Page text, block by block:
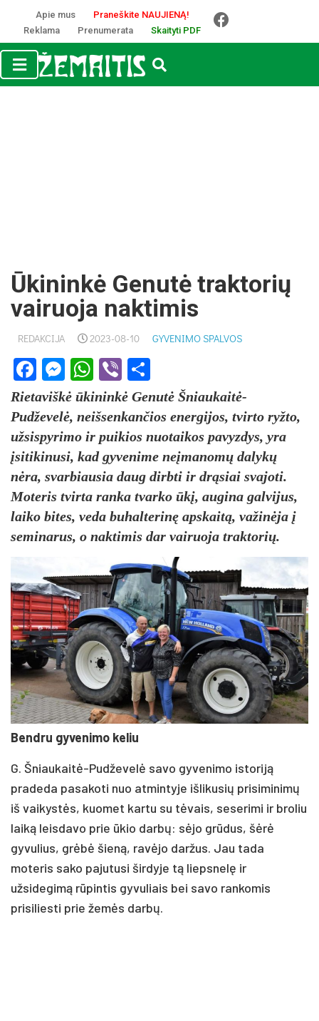
Apie mus
Praneškite NAUJIENĄ!
Reklama
Prenumerata Skaityti PDF
Ūkininkė Genutė traktorių
vairuoja naktimis
REDAKCIJA 2023-08-10 GYVENIMO SPALVOS
Facebook
Messenger
WhatsApp
Viber
Rietaviškė ūkininkė Genutė Šniaukaitė-
Pudževelė, neišsenkančios energijos, tvirto ryžto,
užsispyrimo ir puikios nuotaikos pavyzdys, yra
įsitikinusi, kad gyvenime neįmanomų dalykų
nėra, svarbiausia daug dirbti ir drąsiai svajoti.
Moteris tvirta ranka tvarko ūkį, augina galvijus,
laiko bites, veda buhalterinę apskaitą, važinėja į
seminarus, o naktimis dar vairuoja traktorių.
Bendru gyvenimo keliu
G. Šniaukaitė-Pudževelė savo gyvenimo istoriją
pradeda pasakoti nuo atmintyje išlikusių prisiminimų
iš vaikystės, kuomet kartu su tėvais, seserimi ir broliu
laiką leisdavo prie ūkio darbų: sėjo grūdus, šėrė
gyvulius, grėbė šieną, ravėjo daržus. Jau tada
moteris sako pajutusi širdyje tą liepsnelę ir
užsidegimą rūpintis gyvuliais bei savo rankomis
prisiliesti prie žemės darbų.